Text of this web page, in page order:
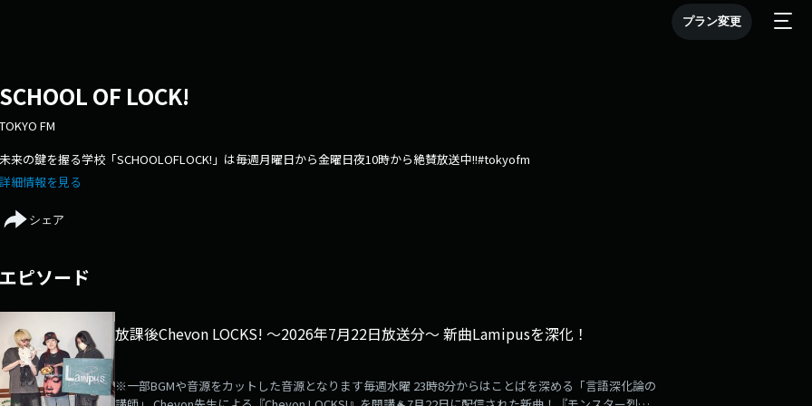
プラン変更
OF LOCK!
FM
来の鍵を握る学校「SCHOOLOFLOCK!」は毎週月曜日から金曜日夜10時から絶賛放送中!!#tokyofm
細情報を見る
シェア
ピソード
放課後Chevon LOCKS! 〜2026年7月22日放送分〜 新曲Lamipusを深化！
※一部BGMや音源をカットした音源となります毎週水曜 23時8分からはことばを深める「言語深化論の